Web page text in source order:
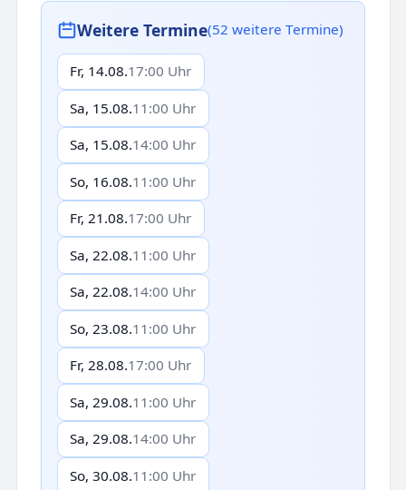
Weitere Termine(52 weitere Termine)
Fr, 14.08.17:00 Uhr
Sa, 15.08.11:00 Uhr
Sa, 15.08.14:00 Uhr
So, 16.08.11:00 Uhr
Fr, 21.08.17:00 Uhr
Sa, 22.08.11:00 Uhr
Sa, 22.08.14:00 Uhr
So, 23.08.11:00 Uhr
Fr, 28.08.17:00 Uhr
Sa, 29.08.11:00 Uhr
Sa, 29.08.14:00 Uhr
So, 30.08.11:00 Uhr